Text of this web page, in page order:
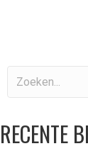
RECENTE